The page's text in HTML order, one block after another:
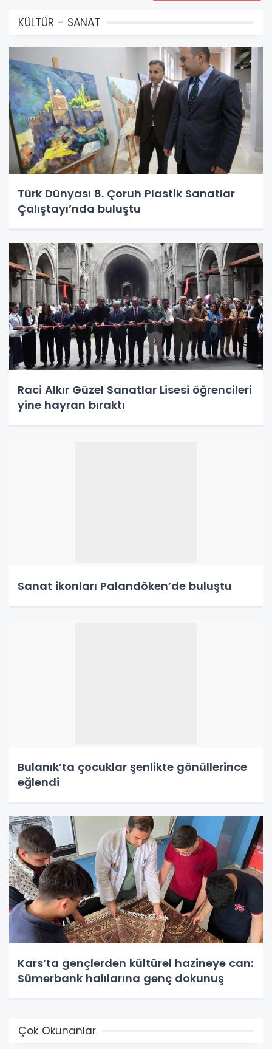
KÜLTÜR - SANAT
Türk Dünyası 8. Çoruh Plastik Sanatlar
Çalıştayı’nda buluştu
Raci Alkır Güzel Sanatlar Lisesi öğrencileri
yine hayran bıraktı
Sanat ikonları Palandöken’de buluştu
Bulanık’ta çocuklar şenlikte gönüllerince
eğlendi
Kars’ta gençlerden kültürel hazineye can:
Sümerbank halılarına genç dokunuş
Çok Okunanlar